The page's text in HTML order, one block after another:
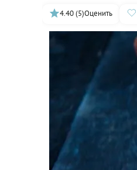
4.40 (5)Оценить